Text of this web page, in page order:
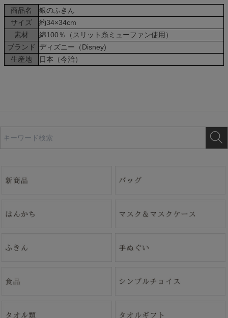
商品名
銀のふきん
サイズ
約34×34cm
素材
綿100％（スリット糸ミューファン使用）
ブランド
ディズニー（Disney)
生産地
日本（今治）